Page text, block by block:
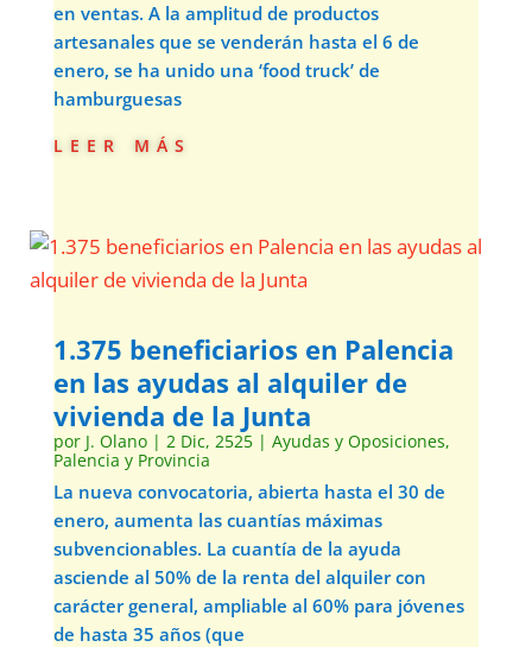
en ventas. A la amplitud de productos
artesanales que se venderán hasta el 6 de
enero, se ha unido una ‘food truck’ de
hamburguesas
leer más
1.375 beneficiarios en Palencia
en las ayudas al alquiler de
vivienda de la Junta
por J. Olano| 2 Dic, 2525| Ayudas y Oposiciones,
Palencia y Provincia
La nueva convocatoria, abierta hasta el 30 de
enero, aumenta las cuantías máximas
subvencionables. La cuantía de la ayuda
asciende al 50% de la renta del alquiler con
carácter general, ampliable al 60% para jóvenes
de hasta 35 años (que